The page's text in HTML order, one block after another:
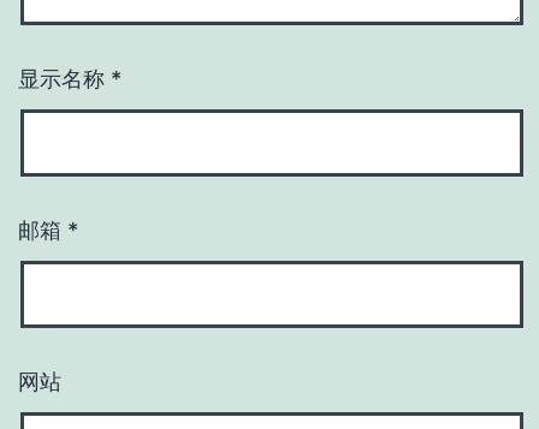
显示名称 *
邮箱 *
网站